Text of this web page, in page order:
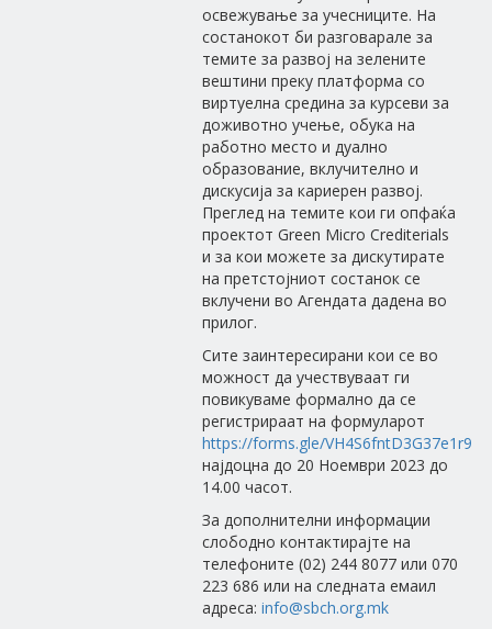
освежување за учесниците. На
состанокот би разговарале за
темите за развој на зелените
вештини преку платформа со
виртуелна средина за курсеви за
доживотно учење, обука на
работно место и дуално
образование, вклучително и
дискусија за кариерен развој.
Преглед на темите кои ги опфаќа
проектот Green Micro Crediterials
и за кои можете за дискутирате
на претстојниот состанок се
вклучени во Агендата дадена во
прилог.
Сите заинтересирани кои се во
можност да учествуваат ги
повикуваме формално да се
регистрираат на формуларот
https://forms.gle/VH4S6fntD3G37e1r9
најдоцна до 20 Ноември 2023 до
14.00 часот.
За дополнителни информации
слободно контактирајте на
телефоните (02) 244 8077 или 070
223 686 или на следната емаил
адреса:info@sbch.org.mk